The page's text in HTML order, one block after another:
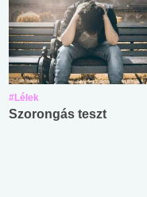
#Lélek
Szorongás teszt